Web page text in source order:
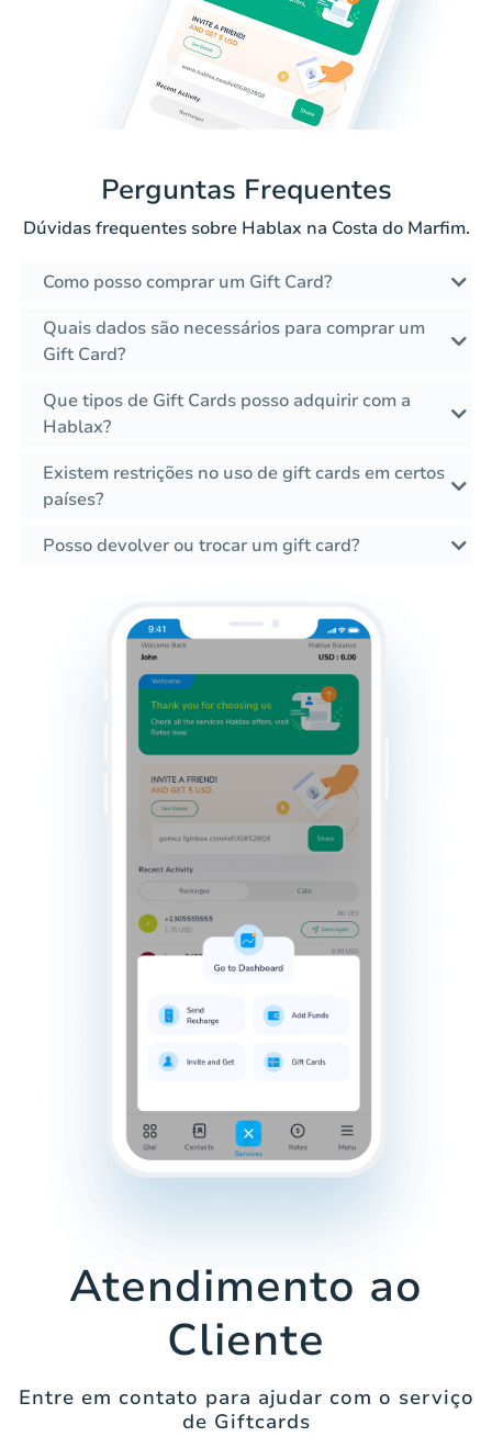
Perguntas Frequentes
Dúvidas frequentes sobre Hablax na Costa do Marfim.
Como posso comprar um Gift Card?
Quais dados são necessários para comprar um
Gift Card?
Que tipos de Gift Cards posso adquirir com a
Hablax?
Existem restrições no uso de gift cards em certos
países?
Posso devolver ou trocar um gift card?
Atendimento ao
Cliente
Entre em contato para ajudar com o serviço
de Giftcards